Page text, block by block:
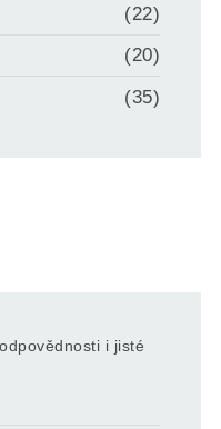
(22)
(20)
(35)
i jisté